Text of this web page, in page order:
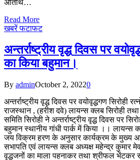
अतिथि…
Read More
खबरें फटाफट
अन्तर्राष्ट्रीय वृद्ध दिवस पर
का किया बहुमान।
By adminOctober 2, 20220
अन्तर्राष्ट्रीय वृद्ध दिवस पर वयोवृद्धगण सिरोही
राजस्थान , (हरीश दवे) लायन्स क्लब सिरोही तथा
समिति सिरोही ने अन्तर्राष्ट्रीय वृद्ध दिवस पर
बहुमान स्थानीय गांधी पार्क में किया ।।
जय विक्रम हरण के अनुसार कार्यक्रम के मुख्य
सभापति एवं लायन्स क्लब अध्यक्ष महेन्द्र कुमार
वृद्धजनों का माला पहनाकर तथा श्रीफल भेंटकर